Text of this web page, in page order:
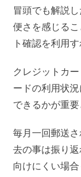
冒頭でも解説
便さを感じる
ト確認を利用
クレジットカ
ードの利用状
できるかが重要
毎月一回郵送
去の事は振り
向けにくい場